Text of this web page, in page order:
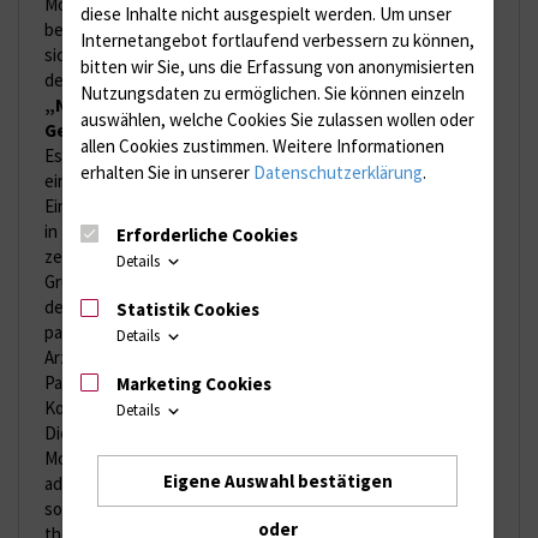
beschäftigt
sich mit
der
„Narrativen
Gesprächsführung“.
Es bietet
eine
Einführung
in
zentrale
Grundlagen
der
patientenzentrierten
Arzt-
Patienten-
Kommunikation.
Dieses
Modul
adressiert
sowohl
theoretische
diese Inhalte nicht ausgespielt werden. Um unser
Internetangebot fortlaufend verbessern zu können,
bitten wir Sie, uns die Erfassung von anonymisierten
Nutzungsdaten zu ermöglichen. Sie können einzeln
auswählen, welche Cookies Sie zulassen wollen oder
allen Cookies zustimmen. Weitere Informationen
erhalten Sie in unserer Datenschutzerklärung.
Erforderliche Cookies
Details
Statistik Cookies
Details
Marketing Cookies
Details
Eigene Auswahl bestätigen
oder